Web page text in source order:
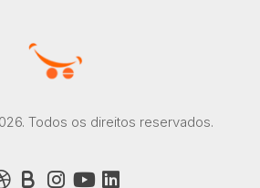
Todos os direitos reservados.